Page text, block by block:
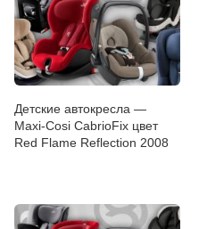
Детские автокресла —
Maxi-Cosi CabrioFix цвет
Red Flame Reflection 2008